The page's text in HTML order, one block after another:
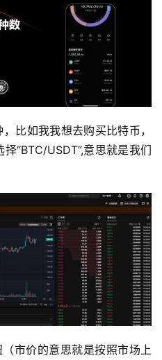
比如我我想去购买比特币，
“BTC/USDT”,意思就是我们
市价的意思就是按照市场上